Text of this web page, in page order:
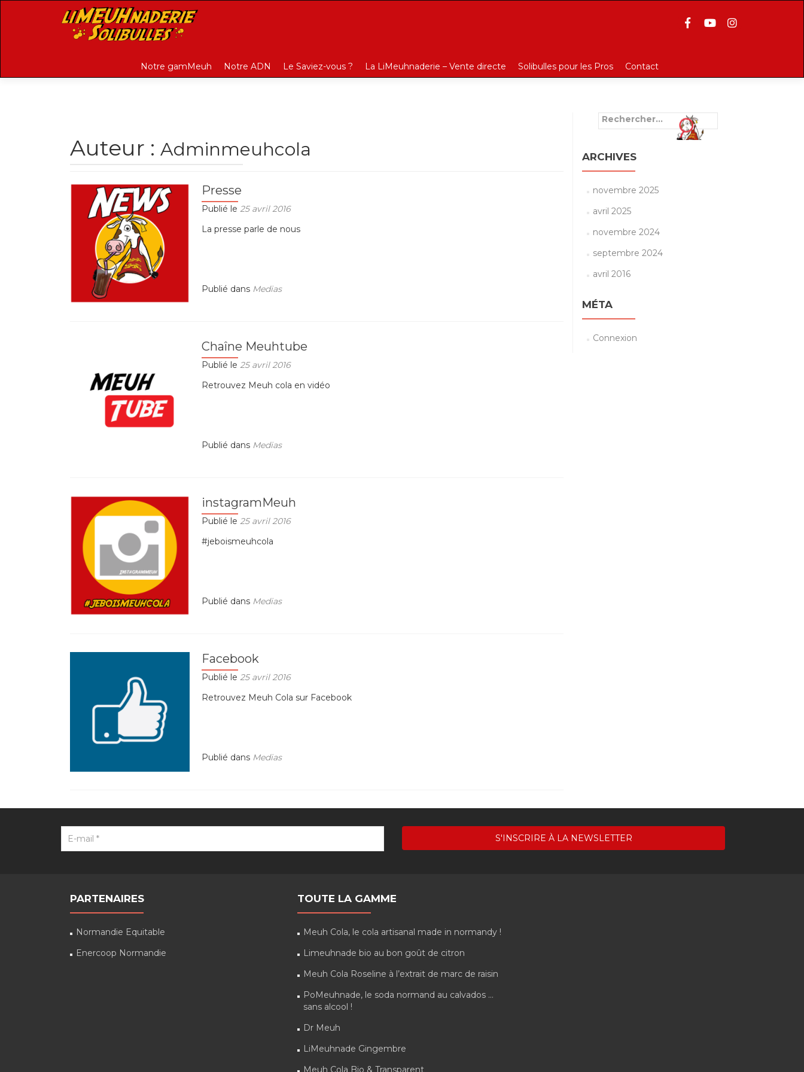
Notre gamMeuh
Notre ADN Le Saviez-vous ? La LiMeuhnaderie – Vente directe Solibulles pour les Pros Contact
Auteur : Adminmeuhcola
Presse
Publié le 25 avril 2016
La presse parle de nous
Publié dans Medias
Chaîne Meuhtube
Publié le 25 avril 2016
Retrouvez Meuh cola en vidéo
Publié dans Medias
instagramMeuh
Publié le 25 avril 2016
#jeboismeuhcola
Publié dans Medias
Facebook
Publié le 25 avril 2016
Retrouvez Meuh Cola sur Facebook
Publié dans Medias
Rechercher :
ARCHIVES
novembre 2025
avril 2025
novembre 2024
septembre 2024
avril 2016
MÉTA
Connexion
PARTENAIRES
Normandie Equitable
Enercoop Normandie
TOUTE LA GAMME
Meuh Cola, le cola artisanal made in normandy !
Limeuhnade bio au bon goût de citron
Meuh Cola Roseline à l’extrait de marc de raisin
PoMeuhnade, le soda normand au calvados …
sans alcool !
Dr Meuh
LiMeuhnade Gingembre
Meuh Cola Bio & Transparent